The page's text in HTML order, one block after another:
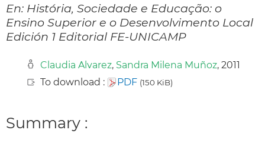
En: História, Sociedade e Educação: o
Ensino Superior e o Desenvolvimento Local
Edición 1 Editorial FE-UNICAMP
Claudia Alvarez, Sandra Milena Muñoz, 2011
To download :
PDF (150 KiB)
Summary :